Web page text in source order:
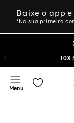
Baixe o app
*Na sua primeira
10X